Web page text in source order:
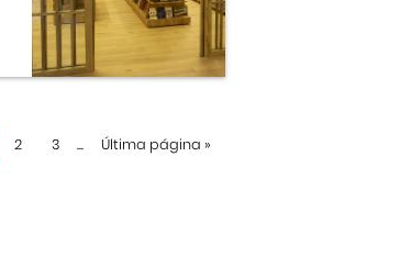
2 3 ... Última página »